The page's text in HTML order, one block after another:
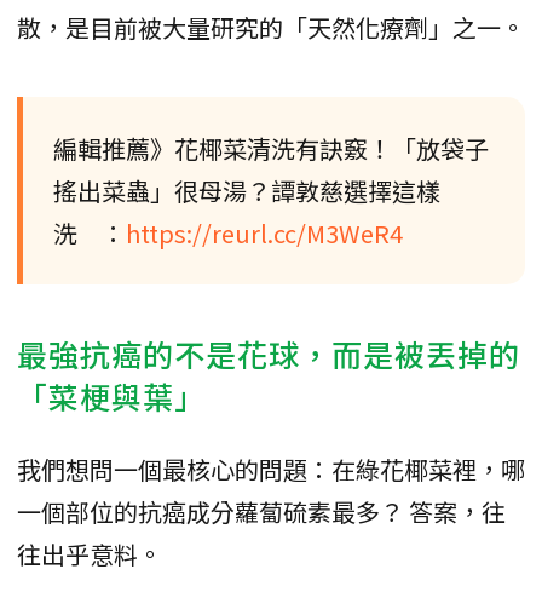
散，是目前被大量研究的「天然化療劑」之一。
編輯推薦》花椰菜清洗有訣竅！「放袋子
搖出菜蟲」很母湯？譚敦慈選擇這樣
洗 ： https://reurl.cc/M3WeR4
最強抗癌的不是花球，而是被丟掉的
「菜梗與葉」
我們想問一個最核心的問題：在綠花椰菜裡，哪
一個部位的抗癌成分蘿蔔硫素最多？ 答案，往
往出乎意料。